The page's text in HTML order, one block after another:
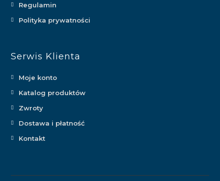
Regulamin
Polityka prywatności
Serwis Klienta
Moje konto
Katalog produktów
Zwroty
Dostawa i płatność
Kontakt